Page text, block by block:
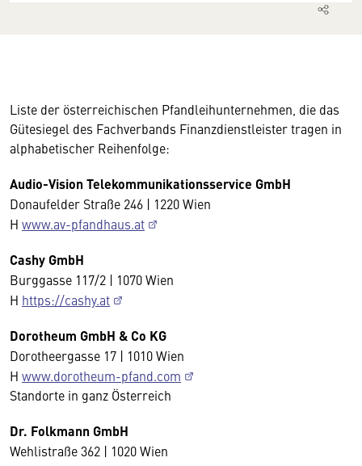
Liste der österreichischen Pfandleihunternehmen, die das
Gütesiegel des Fachverbands Finanzdienstleister tragen in
alphabetischer Reihenfolge:
Audio-Vision Telekommunikationsservice GmbH
Donaufelder Straße 246 | 1220 Wien
H www.av-pfandhaus.at
Cashy GmbH
Burggasse 117/2 | 1070 Wien
H https://cashy.at
Dorotheum GmbH & Co KG
Dorotheergasse 17 | 1010 Wien
H www.dorotheum-pfand.com
Standorte in ganz Österreich
Dr. Folkmann GmbH
Wehlistraße 362 | 1020 Wien